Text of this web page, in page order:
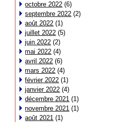
octobre 2022 (6)
septembre 2022 (2)
août 2022 (1)
juillet 2022 (5)
juin 2022 (2)
mai 2022 (4)
avril 2022 (6)
mars 2022 (4)
février 2022 (1)
janvier 2022 (4)
décembre 2021 (1)
novembre 2021 (1)
août 2021 (1)